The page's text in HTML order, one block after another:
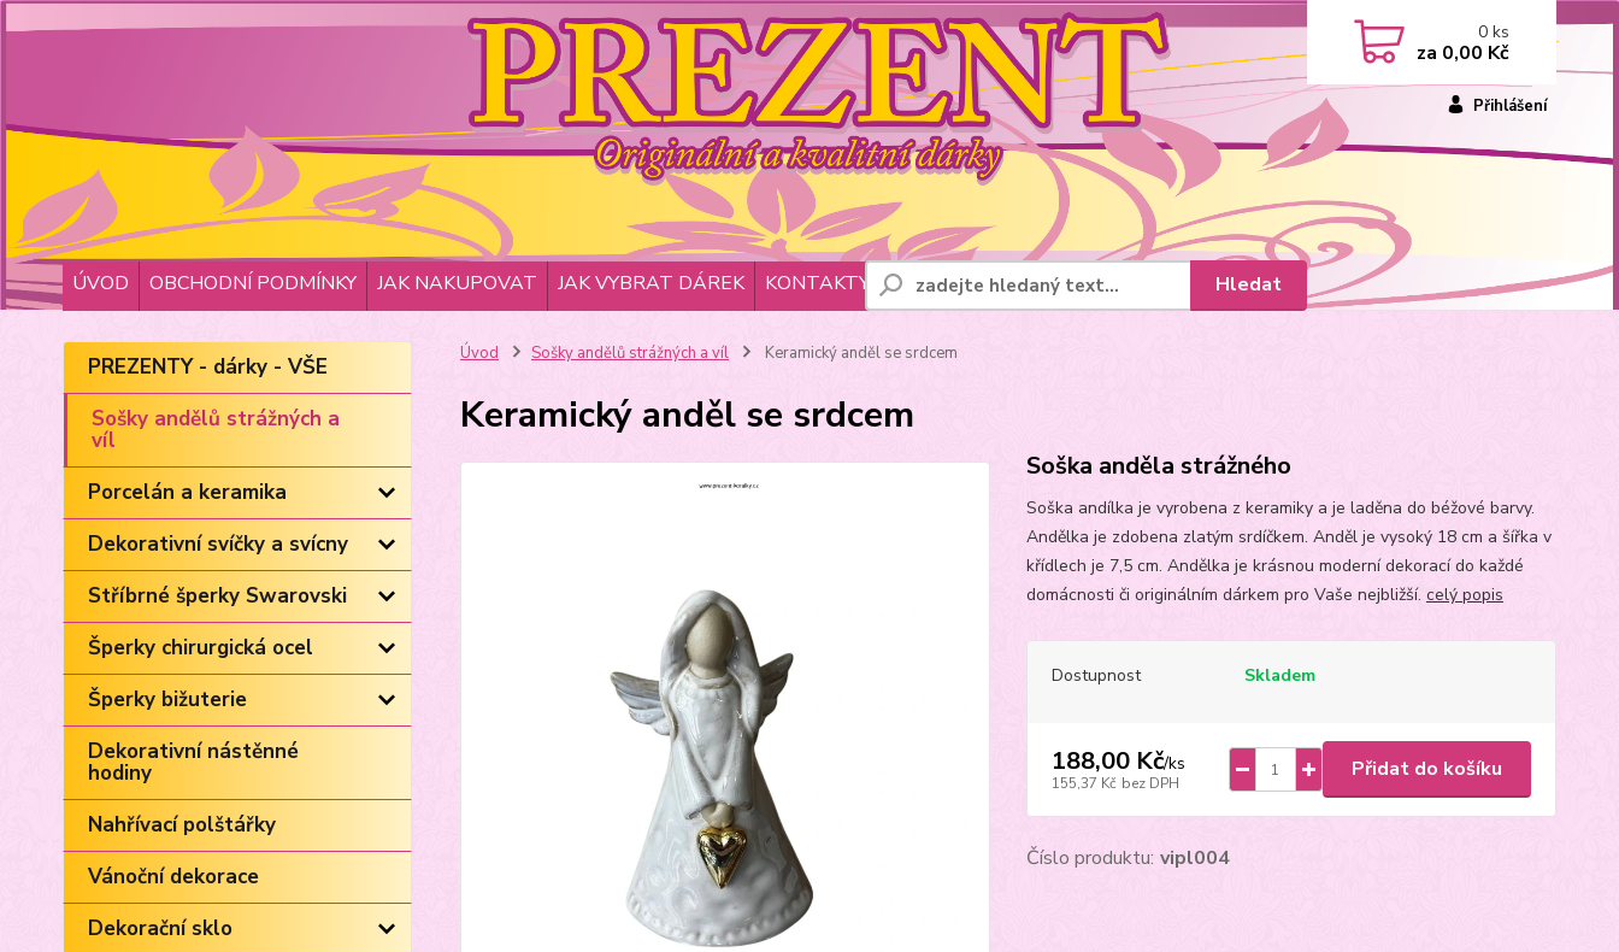
ÚVOD OBCHODNÍ PODMÍNKY JAK NAKUPOVAT JAK VYBRAT DÁREK KONTAKTY
Přihlášení
Hledat
0ks
za 0,00 Kč
PREZENTY - dárky - VŠE
Sošky andělů strážných a
víl
Porcelán a keramika
Dekorativní svíčky a svícny
Stříbrné šperky Swarovski
Šperky chirurgická ocel
Šperky bižuterie
Dekorativní nástěnné
hodiny
Nahřívací polštářky
Vánoční dekorace
Dekorační sklo
Úvod Sošky andělů strážných a víl Keramický anděl se srdcem
Keramický anděl se srdcem
Soška anděla strážného
Soška andílka je vyrobena z keramiky a je laděna do béžové barvy.
Andělka je zdobena zlatým srdíčkem. Anděl je vysoký 18 cm a šířka v
křídlech je 7,5 cm. Andělka je krásnou moderní dekorací do každé
domácnosti či originálním dárkem pro Vaše nejbližší. celý popis
Dostupnost Skladem
188,00 Kč/ks
155,37 Kč bez DPH
Přidat do košíku
Číslo produktu: vipl004